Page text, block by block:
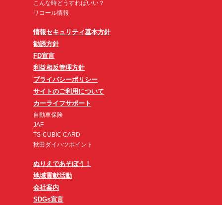
こんな時どうすればいい？
リコール情報
情報セキュリティ基本方針
勧誘方針
FD宣言
利益相反管理方針
プライバシーポリシー
サイトのご利用について
カーライフサポート
自動車保険
JAF
TS-CUBIC CARD
秋田ダイハツポイント
ぬりえであそぼう！
地域貢献活動
会社案内
SDGs宣言